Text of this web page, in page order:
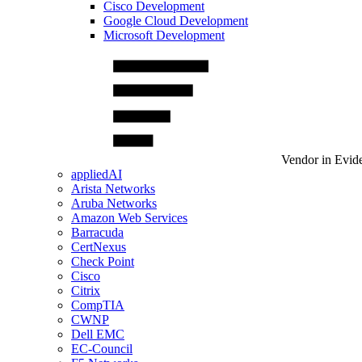
Cisco Development
Google Cloud Development
Microsoft Development
Vendor in
appliedAI
Arista Networks
Aruba Networks
Amazon Web Services
Barracuda
CertNexus
Check Point
Cisco
Citrix
CompTIA
CWNP
Dell EMC
EC-Council